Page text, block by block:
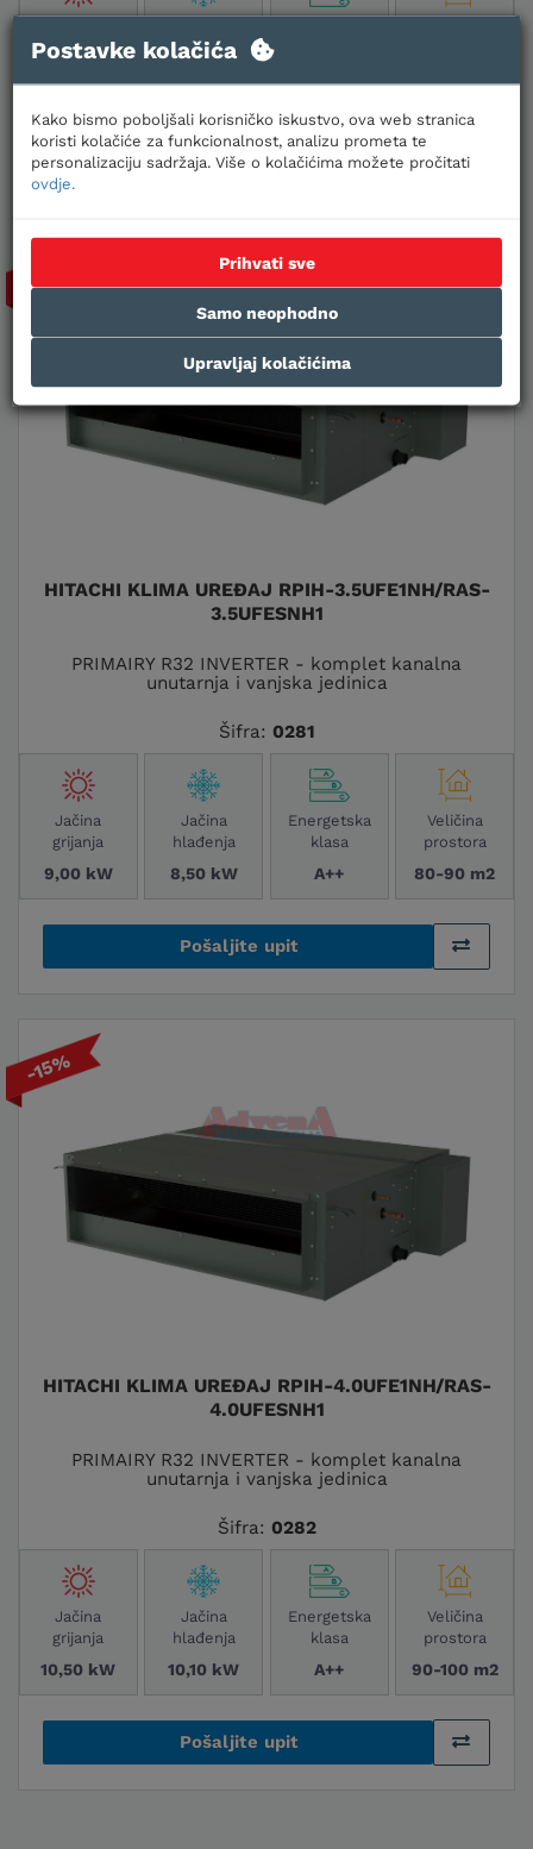
grijanja
hlađenja
Pošaljite upit
HITACHI KLIMA UREĐAJ RPIH-3.5UFE1NH/RAS-
3.5UFESNH1
PRIMAIRY R32 INVERTER - komplet kanalna
unutarnja i vanjska jedinica
Šifra: 0281
Jačina
grijanja
9,00 kW
Jačina
hlađenja
8,50 kW
Energetska
klasa
A++
Veličina
prostora
80-90 m2
Pošaljite upit
-15%
HITACHI KLIMA UREĐAJ RPIH-4.0UFE1NH/RAS-
4.0UFESNH1
PRIMAIRY R32 INVERTER - komplet kanalna
unutarnja i vanjska jedinica
Šifra: 0282
Jačina
grijanja
10,50 kW
Jačina
hlađenja
10,10 kW
Energetska
klasa
A++
Veličina
prostora
90-100 m2
Pošaljite upit
Postavke kolačića
Kako bismo poboljšali korisničko iskustvo, ova web stranica
koristi kolačiće za funkcionalnost, analizu prometa te
personalizaciju sadržaja. Više o kolačićima možete pročitati
ovdje.
Prihvati sve
Samo neophodno
Upravljaj kolačićima